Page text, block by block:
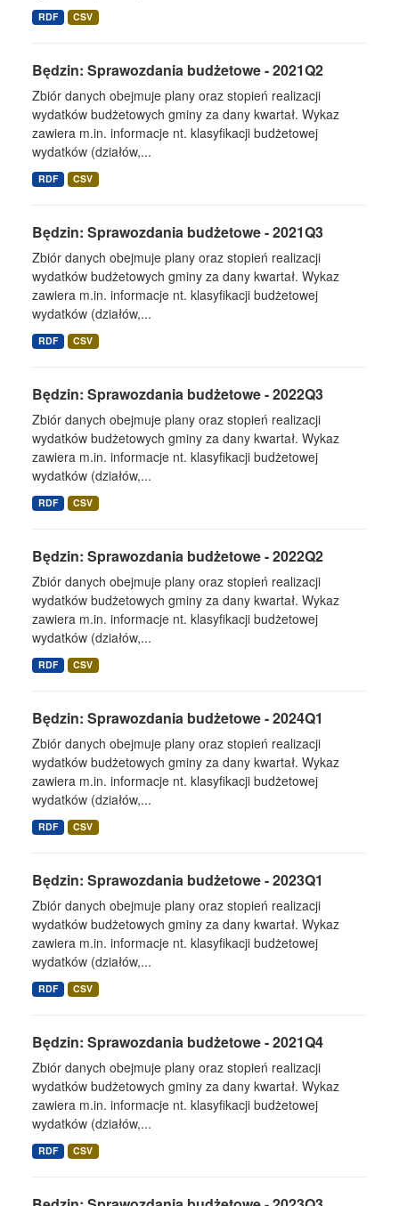
RDF CSV
Będzin: Sprawozdania budżetowe - 2021Q2
Zbiór danych obejmuje plany oraz stopień realizacji
wydatków budżetowych gminy za dany kwartał. Wykaz
zawiera m.in. informacje nt. klasyfikacji budżetowej
wydatków (działów,...
RDF CSV
Będzin: Sprawozdania budżetowe - 2021Q3
Zbiór danych obejmuje plany oraz stopień realizacji
wydatków budżetowych gminy za dany kwartał. Wykaz
zawiera m.in. informacje nt. klasyfikacji budżetowej
wydatków (działów,...
RDF CSV
Będzin: Sprawozdania budżetowe - 2022Q3
Zbiór danych obejmuje plany oraz stopień realizacji
wydatków budżetowych gminy za dany kwartał. Wykaz
zawiera m.in. informacje nt. klasyfikacji budżetowej
wydatków (działów,...
RDF CSV
Będzin: Sprawozdania budżetowe - 2022Q2
Zbiór danych obejmuje plany oraz stopień realizacji
wydatków budżetowych gminy za dany kwartał. Wykaz
zawiera m.in. informacje nt. klasyfikacji budżetowej
wydatków (działów,...
RDF CSV
Będzin: Sprawozdania budżetowe - 2024Q1
Zbiór danych obejmuje plany oraz stopień realizacji
wydatków budżetowych gminy za dany kwartał. Wykaz
zawiera m.in. informacje nt. klasyfikacji budżetowej
wydatków (działów,...
RDF CSV
Będzin: Sprawozdania budżetowe - 2023Q1
Zbiór danych obejmuje plany oraz stopień realizacji
wydatków budżetowych gminy za dany kwartał. Wykaz
zawiera m.in. informacje nt. klasyfikacji budżetowej
wydatków (działów,...
RDF CSV
Będzin: Sprawozdania budżetowe - 2021Q4
Zbiór danych obejmuje plany oraz stopień realizacji
wydatków budżetowych gminy za dany kwartał. Wykaz
zawiera m.in. informacje nt. klasyfikacji budżetowej
wydatków (działów,...
RDF CSV